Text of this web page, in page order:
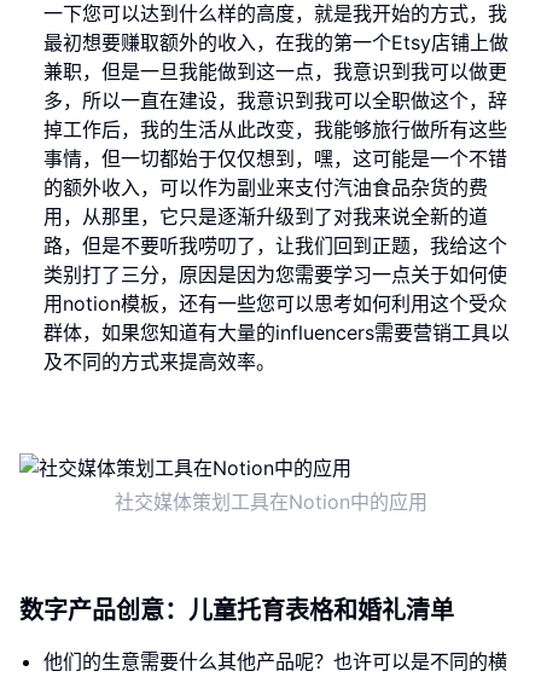
一下您可以达到什么样的高度，就是我开始的方式，我
最初想要赚取额外的收入，在我的第一个Etsy店铺上做
兼职，但是一旦我能做到这一点，我意识到我可以做更
多，所以一直在建设，我意识到我可以全职做这个，辞
掉工作后，我的生活从此改变，我能够旅行做所有这些
事情，但一切都始于仅仅想到，嘿，这可能是一个不错
的额外收入，可以作为副业来支付汽油食品杂货的费
用，从那里，它只是逐渐升级到了对我来说全新的道
路，但是不要听我唠叨了，让我们回到正题，我给这个
类别打了三分，原因是因为您需要学习一点关于如何使
用notion模板，还有一些您可以思考如何利用这个受众
群体，如果您知道有大量的influencers需要营销工具以
及不同的方式来提高效率。
社交媒体策划工具在Notion中的应用
数字产品创意：儿童托育表格和婚礼清单
他们的生意需要什么其他产品呢？也许可以是不同的横